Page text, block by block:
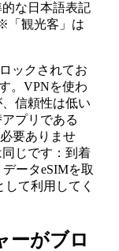
な日本語表記
「観光客」は
ックされてお
。VPNを使わ
信頼性は低い
プリである
要ありませ
じです：到着
ータeSIMを取
て利用してく
ーがブロ